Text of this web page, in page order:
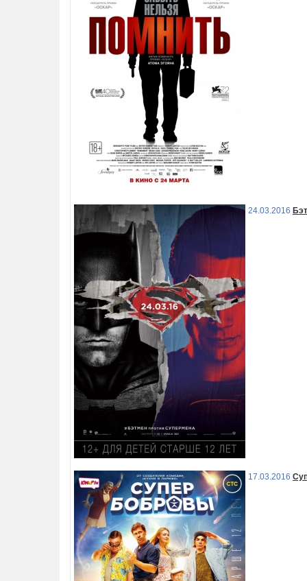
24.03.2016
17.03.2016